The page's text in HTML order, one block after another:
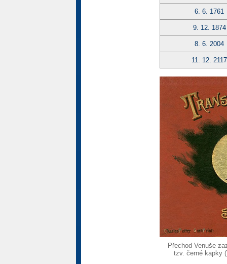
6. 6. 1761
9. 12. 1874
8. 6. 2004
11. 12. 2117
Přechod Venuše
tzv. černé kapky